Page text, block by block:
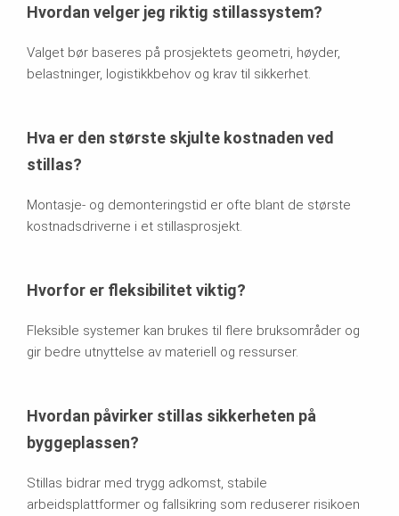
Hvordan velger jeg riktig stillassystem?
Valget bør baseres på prosjektets geometri, høyder,
belastninger, logistikkbehov og krav til sikkerhet.
Hva er den største skjulte kostnaden ved
stillas?
Montasje- og demonteringstid er ofte blant de største
kostnadsdriverne i et stillasprosjekt.
Hvorfor er fleksibilitet viktig?
Fleksible systemer kan brukes til flere bruksområder og
gir bedre utnyttelse av materiell og ressurser.
Hvordan påvirker stillas sikkerheten på
byggeplassen?
Stillas bidrar med trygg adkomst, stabile
arbeidsplattformer og fallsikring som reduserer risikoen